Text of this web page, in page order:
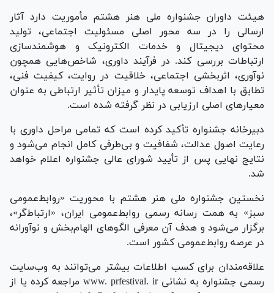
هیئت داوران جشنواره ملی هنر هشتم مأموریت دارد آثار
ارسالی را در سه محور اصلی مسئولیت اجتماعی، تولید
محتوای دیجیتال و خدمات الکترونیک و هوشمندسازی
ارتباطات بررسی کند. در فرآیند داوری، شاخص‌هایی همچون
نوآوری، اثربخشی اجتماعی، خلاقیت در روایت، کیفیت فنی،
تطابق با اهداف توسعه پایدار و میزان تأثیر ارتباطی به عنوان
معیارهای اصلی ارزیابی در نظر گرفته شده است.
دبیرخانه جشنواره تأکید کرده است که تمامی مراحل داوری با
رعایت اصول عدالت، شفافیت و بی‌طرفی کامل انجام می‌شود و
نتایج نهایی پس از تأیید شورای عالی جشنواره اعلام خواهد
شد.
نخستین جشنواره ملی هنر هشتم با محوریت «روابط‌عمومی
سبز» به همت رسانه رسمی روابط‌عمومی ایران، «ارتباط‌گر»،
برگزار می‌شود و هدف آن معرفی الگوهای الهام‌بخش و نوآورانه
در عرصه روابط‌عمومی کشور است.
علاقه‌مندان برای کسب اطلاعات بیشتر می‌توانند به وب‌سایت
رسمی جشنواره به نشانی www. prfestival. ir مراجعه کرده یا از